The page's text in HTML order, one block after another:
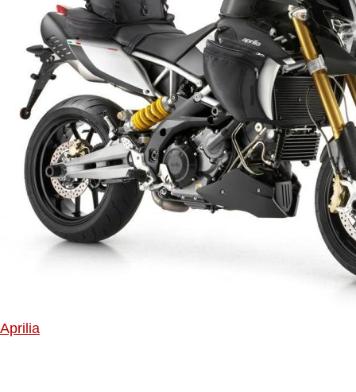
Aprilia